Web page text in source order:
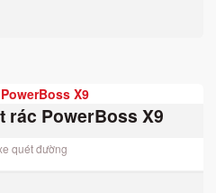
rác PowerBoss X9
quét đường